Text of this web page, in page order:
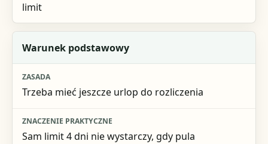
limit
Warunek podstawowy
Trzeba mieć jeszcze urlop do rozliczenia
Sam limit 4 dni nie wystarczy, gdy pula